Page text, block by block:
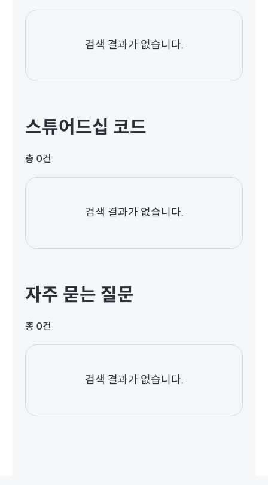
검색 결과가 없습니다.
스튜어드십 코드
총 0건
검색 결과가 없습니다.
자주 묻는 질문
총 0건
검색 결과가 없습니다.